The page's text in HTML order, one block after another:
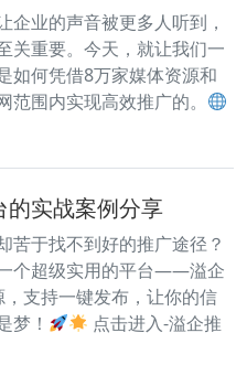
企业的声音被更多人听到，
关重要。今天，就让我们一
如何凭借8万家媒体资源和
围内实现高效推广的。
的实战案例分享
苦于找不到好的推广途径？
个超级实用的平台——溢企
支持一键发布，让你的信
梦！
点击进入-溢企推